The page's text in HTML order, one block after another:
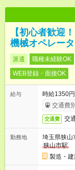
【初心者歓迎
機械オペレー
派遣 職種未経験OK
WEB登録・面接OK
給与
時給1350円
交通費
交通費 交
勤務地
埼玉県狭山
狭山市駅
製造・